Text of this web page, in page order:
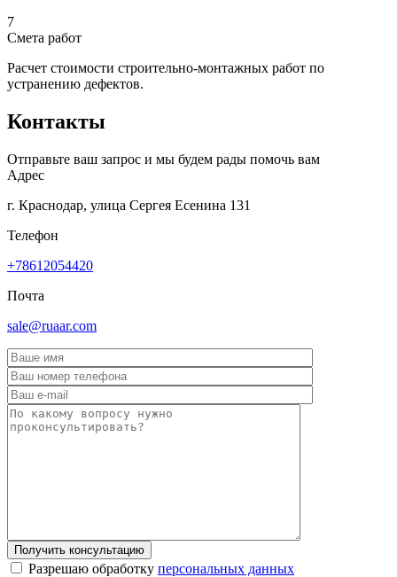
7
Смета работ
Расчет стоимости строительно-монтажных работ по
устранению дефектов.
Контакты
Отправьте ваш запрос и мы будем рады помочь вам
Адрес
г. Краснодар, улица Сергея Есенина 131
Телефон
+78612054420
Почта
sale@ruaar.com
Получить консультацию
Разрешаю обработку персональных данных